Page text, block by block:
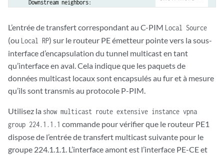
    Downstream neighbors:
L’entrée de transfert correspondant au C-PIM Local Source
(ou Local RP) sur le routeur PE émetteur pointe vers la sous-
interface d’encapsulation du tunnel multicast en tant
qu’interface en aval. Cela indique que les paquets de
données multicast locaux sont encapsulés au fur et à mesure
qu’ils sont transmis au protocole P-PIM.
Utilisez la show multicast route extensive instance vpna
group 224.1.1.1 commande pour vérifier que le routeur PE1
dispose de l’entrée de transfert multicast suivante pour le
groupe 224.1.1.1. L’interface amont est l’interface PE-CE et